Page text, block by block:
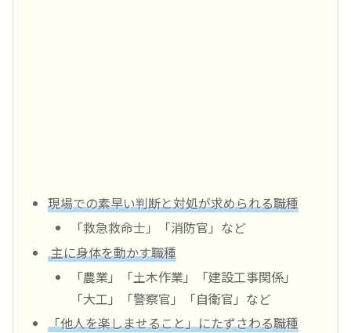
現場での素早い判断と対処が求められる職種
「救急救命士」「消防官」など
主に身体を動かす職種
「農業」「土木作業」「建設工事関係」
「大工」「警察官」「自衛官」など
「他人を楽しませること」にたずさわる職種